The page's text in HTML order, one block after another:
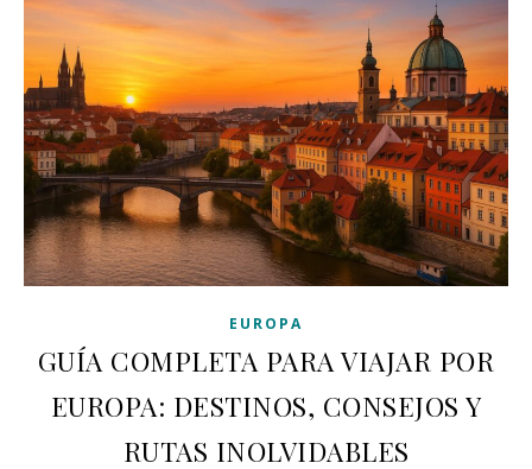
EUROPA
GUÍA COMPLETA PARA VIAJAR POR
EUROPA: DESTINOS, CONSEJOS Y
RUTAS INOLVIDABLES